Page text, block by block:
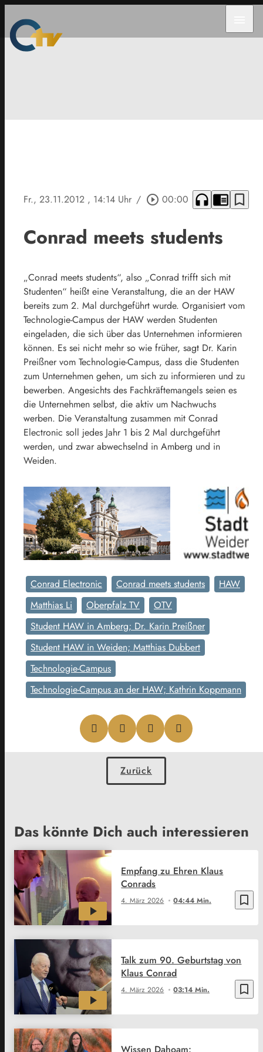
Fr., 23.11.2012 , 14:14 Uhr / play_circle_outline 00:00 headphones chrome_reader_mode bookmark_border
Conrad meets students
„Conrad meets students“, also „Conrad trifft sich mit
Studenten“ heißt eine Veranstaltung, die an der HAW
bereits zum 2. Mal durchgeführt wurde. Organisiert vom
Technologie-Campus der HAW werden Studenten
eingeladen, die sich über das Unternehmen informieren
können. Es sei nicht mehr so wie früher, sagt Dr. Karin
Preißner vom Technologie-Campus, dass die Studenten
zum Unternehmen gehen, um sich zu informieren und zu
bewerben. Angesichts des Fachkräftemangels seien es
die Unternehmen selbst, die aktiv um Nachwuchs
werben. Die Veranstaltung zusammen mit Conrad
Electronic soll jedes Jahr 1 bis 2 Mal durchgeführt
werden, und zwar abwechselnd in Amberg und in
Weiden.
Conrad Electronic Conrad meets students
HAW
Matthias Li
Oberpfalz TV
OTV
Student HAW in Amberg; Dr. Karin Preißner
Student HAW in Weiden; Matthias Dubbert
Technologie-Campus
Technologie-Campus an der HAW; Kathrin Koppmann
Zurück
Das könnte Dich auch interessieren
bookmark_border
4. März 2026 04:44 Min.
Empfang zu Ehren Klaus
Conrads
bookmark_border
4. März 2026 03:14 Min.
Talk zum 90. Geburtstag von
Klaus Conrad
Wissen Dahoam: